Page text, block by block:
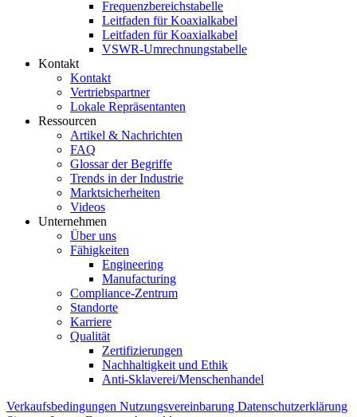
Frequenzbereichstabelle
Leitfaden für Koaxialkabel
Leitfaden für Koaxialkabel
VSWR-Umrechnungstabelle
Kontakt
Kontakt
Vertriebspartner
Lokale Repräsentanten
Ressourcen
Artikel & Nachrichten
FAQ
Glossar der Begriffe
Trends in der Industrie
Marktsicherheiten
Videos
Unternehmen
Über uns
Fähigkeiten
Engineering
Manufacturing
Compliance-Zentrum
Standorte
Karriere
Qualität
Zertifizierungen
Nachhaltigkeit und Ethik
Anti-Sklaverei/Menschenhandel
Verkaufsbedingungen Nutzungsvereinbarung Datenschutzerklärung